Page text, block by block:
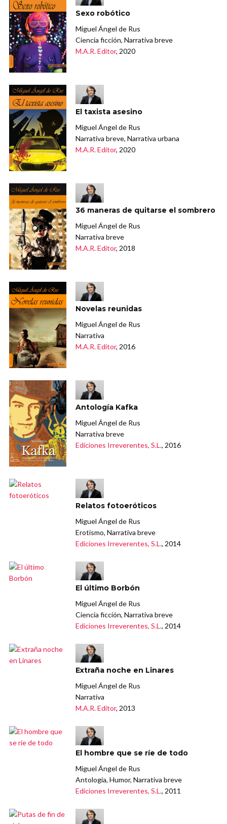
Sexo robótico
Miguel Ángel de Rus
Ciencia ficción, Narrativa breve
M.A.R. Editor, 2020
El taxista asesino
Miguel Ángel de Rus
Narrativa breve, Narrativa urbana
M.A.R. Editor, 2020
36 maneras de quitarse el sombrero
Miguel Ángel de Rus
Narrativa breve
M.A.R. Editor, 2018
Novelas reunidas
Miguel Ángel de Rus
Narrativa
M.A.R. Editor, 2016
Antología Kafka
Miguel Ángel de Rus
Narrativa breve
Ediciones Irreverentes, S.L., 2016
Relatos fotoeróticos
Miguel Ángel de Rus
Erotismo, Narrativa breve
Ediciones Irreverentes, S.L., 2014
El último Borbón
Miguel Ángel de Rus
Ciencia ficción, Narrativa breve
Ediciones Irreverentes, S.L., 2014
Extraña noche en Linares
Miguel Ángel de Rus
Narrativa
M.A.R. Editor, 2013
El hombre que se ríe de todo
Miguel Ángel de Rus
Antología, Humor, Narrativa breve
Ediciones Irreverentes, S.L., 2011